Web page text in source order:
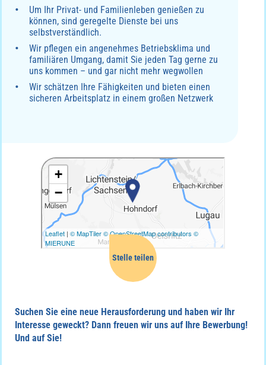
Um Ihr Privat- und Familienleben genießen zu
können, sind geregelte Dienste bei uns
selbstverständlich.
Wir pflegen ein angenehmes Betriebsklima und
familiären Umgang, damit Sie jeden Tag gerne zu
uns kommen – und gar nicht mehr wegwollen
Wir schätzen Ihre Fähigkeiten und bieten einen
sicheren Arbeitsplatz in einem großen Netzwerk
Facebook
Whatsapp
Suchen Sie eine neue Herausforderung und haben wir Ihr
Interesse geweckt? Dann freuen wir uns auf Ihre Bewerbung!
Und auf Sie!